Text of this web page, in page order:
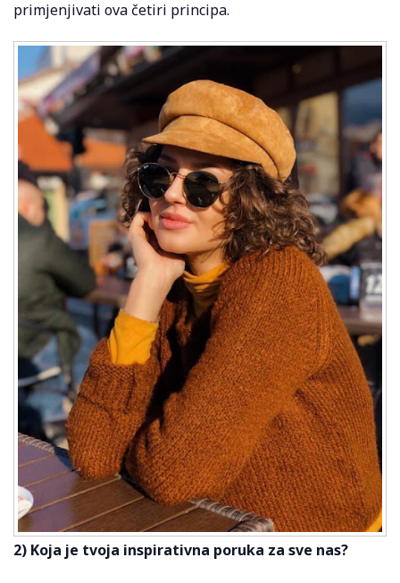
primjenjivati ova četiri principa.
2) Koja je tvoja inspirativna poruka za sve nas?